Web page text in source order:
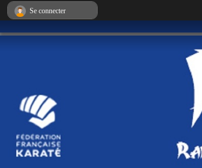
Se connecter
Panneau de gestion des cookies